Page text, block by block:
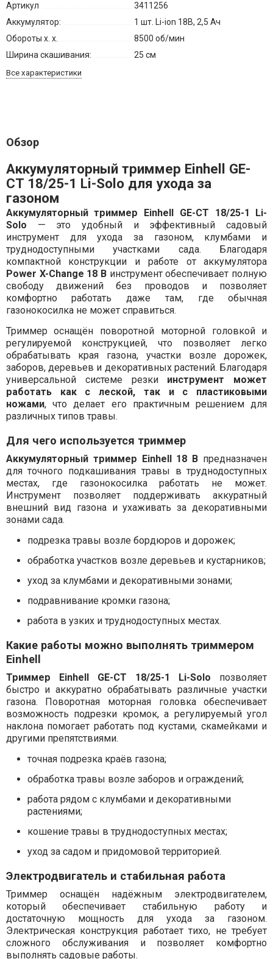
Артикул
3411256
Аккумулятор:
1 шт. Li-ion 18В, 2,5 Ач
Обороты х. х.
8500 об/мин
Ширина скашивания:
25 см
Все характеристики
Обзор
Аккумуляторный триммер Einhell GE-
CT 18/25-1 Li-Solo для ухода за
газоном
Аккумуляторный триммер Einhell GE-CT 18/25-1 Li-
Solo — это удобный и эффективный садовый
инструмент для ухода за газоном, клумбами и
труднодоступными участками сада. Благодаря
компактной конструкции и работе от аккумулятора
Power X-Change 18 В инструмент обеспечивает полную
свободу движений без проводов и позволяет
комфортно работать даже там, где обычная
газонокосилка не может справиться.
Триммер оснащён поворотной моторной головкой и
регулируемой конструкцией, что позволяет легко
обрабатывать края газона, участки возле дорожек,
заборов, деревьев и декоративных растений. Благодаря
универсальной системе резки инструмент может
работать как с леской, так и с пластиковыми
ножами, что делает его практичным решением для
различных типов травы.
Для чего используется триммер
Аккумуляторный триммер Einhell 18 В предназначен
для точного подкашивания травы в труднодоступных
местах, где газонокосилка работать не может.
Инструмент позволяет поддерживать аккуратный
внешний вид газона и ухаживать за декоративными
зонами сада.
подрезка травы возле бордюров и дорожек;
обработка участков возле деревьев и кустарников;
уход за клумбами и декоративными зонами;
подравнивание кромки газона;
работа в узких и труднодоступных местах.
Какие работы можно выполнять триммером
Einhell
Триммер Einhell GE-CT 18/25-1 Li-Solo позволяет
быстро и аккуратно обрабатывать различные участки
газона. Поворотная моторная головка обеспечивает
возможность подрезки кромок, а регулируемый угол
наклона помогает работать под кустами, скамейками и
другими препятствиями.
точная подрезка краёв газона;
обработка травы возле заборов и ограждений;
работа рядом с клумбами и декоративными
растениями;
кошение травы в труднодоступных местах;
уход за садом и придомовой территорией.
Электродвигатель и стабильная работа
Триммер оснащён надёжным электродвигателем,
который обеспечивает стабильную работу и
достаточную мощность для ухода за газоном.
Электрическая конструкция работает тихо, не требует
сложного обслуживания и позволяет комфортно
выполнять садовые работы.